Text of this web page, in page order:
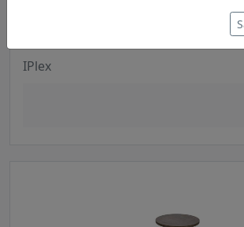
TAVOLINO ARABESCO HABITAT PICCOLO,
IPlex